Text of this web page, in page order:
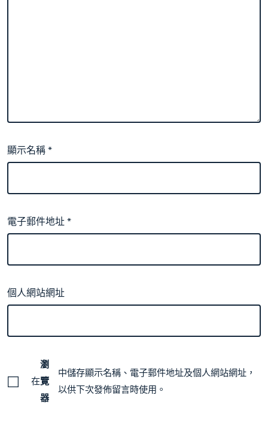
顯示名稱*
電子郵件地址*
個人網站網址
在
瀏
覽
器
中儲存顯示名稱、電子郵件地址及個人網站網址，
以供下次發佈留言時使用。